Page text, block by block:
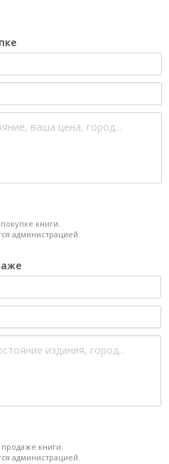
книги.
администрацией.
книги.
администрацией.